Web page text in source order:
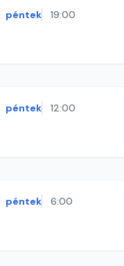
péntek 19:00
péntek 12:00
péntek 6:00